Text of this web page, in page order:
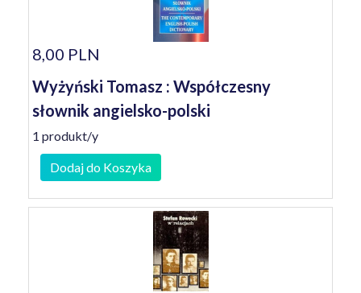
8,00 PLN
Wyżyński Tomasz : Współczesny
słownik angielsko-polski
1 produkt/y
Dodaj do Koszyka